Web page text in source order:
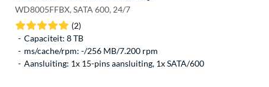
WD8005FFBX, SATA 600, 24/7
(2)
Capaciteit: 8 TB
ms/cache/rpm: -/256 MB/7.200 rpm
Aansluiting: 1x 15-pins aansluiting, 1x SATA/600